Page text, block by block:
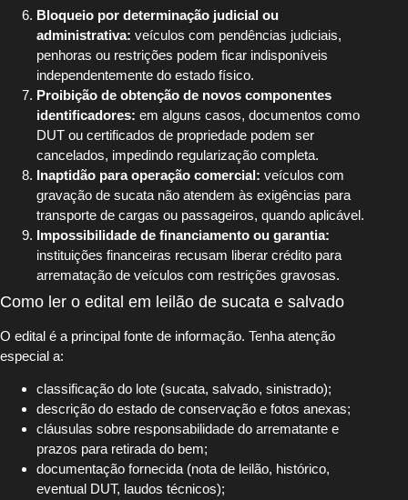
Bloqueio por determinação judicial ou
administrativa: veículos com pendências judiciais,
penhoras ou restrições podem ficar indisponíveis
independentemente do estado físico.
Proibição de obtenção de novos componentes
identificadores: em alguns casos, documentos como
DUT ou certificados de propriedade podem ser
cancelados, impedindo regularização completa.
Inaptidão para operação comercial: veículos com
gravação de sucata não atendem às exigências para
transporte de cargas ou passageiros, quando aplicável.
Impossibilidade de financiamento ou garantia:
instituições financeiras recusam liberar crédito para
arrematação de veículos com restrições gravosas.
Como ler o edital em leilão de sucata e salvado
O edital é a principal fonte de informação. Tenha atenção
especial a:
classificação do lote (sucata, salvado, sinistrado);
descrição do estado de conservação e fotos anexas;
cláusulas sobre responsabilidade do arrematante e
prazos para retirada do bem;
documentação fornecida (nota de leilão, histórico,
eventual DUT, laudos técnicos);